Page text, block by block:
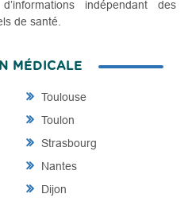
indépendant des
de santé.
MÉDICALE
Toulouse
Toulon
Strasbourg
Nantes
Dijon